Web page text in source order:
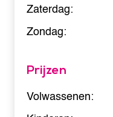
Zaterdag:
Zondag:
Prijzen
Volwassenen: